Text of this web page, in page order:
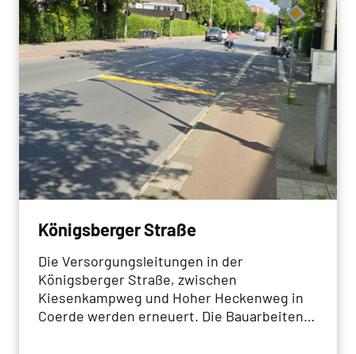
Königsberger Straße
Die Versorgungsleitungen in der
Königsberger Straße, zwischen
Kiesenkampweg und Hoher Heckenweg in
Coerde werden erneuert. Die Bauarbeiten